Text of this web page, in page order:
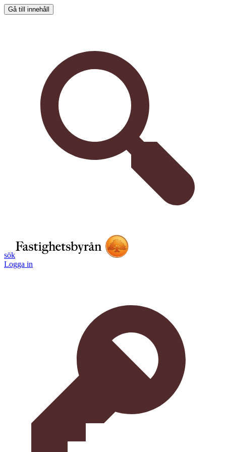
Gå till innehåll
sök
Logga in